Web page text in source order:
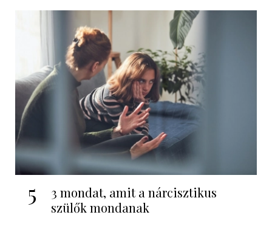
5
3 mondat, amit a nárcisztikus
szülők mondanak